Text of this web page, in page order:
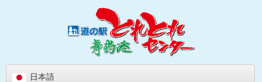
日本語